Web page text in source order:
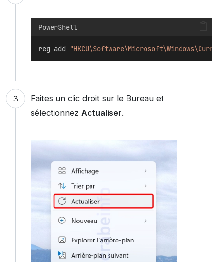
PowerShell
reg add
Faites un clic droit sur le Bureau et
sélectionnez Actualiser.